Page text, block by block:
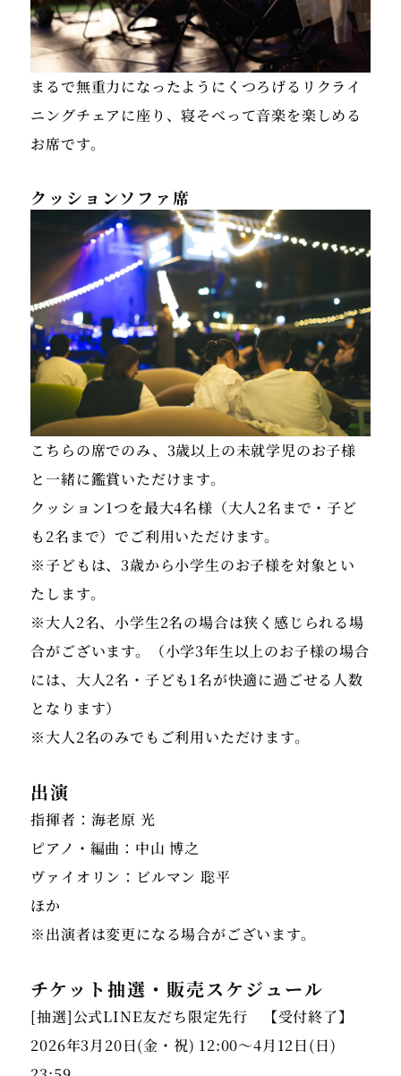
まるで無重力になったようにくつろげるリクライ
ニングチェアに座り、寝そべって音楽を楽しめる
お席です。
クッションソファ席
こちらの席でのみ、3歳以上の未就学児のお子様
と一緒に鑑賞いただけます。
クッション1つを最大4名様（大人2名まで・子ど
も2名まで）でご利用いただけます。
※子どもは、3歳から小学生のお子様を対象とい
たします。
※大人2名、小学生2名の場合は狭く感じられる場
合がございます。（小学3年生以上のお子様の場合
には、大人2名・子ども1名が快適に過ごせる人数
となります）
※大人2名のみでもご利用いただけます。
出演
指揮者：海老原 光
ピアノ・編曲：中山 博之
ヴァイオリン：ビルマン 聡平
ほか
※出演者は変更になる場合がございます。
チケット抽選・販売スケジュール
[抽選]公式LINE友だち限定先行 【受付終了】
2026年3月20日(金・祝) 12:00〜4月12日(日)